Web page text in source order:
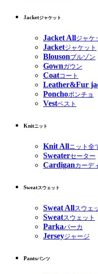
Jacketジャケット
Jacket Allジャケ
Jacketジャケット
Blousonブルゾン
Gownガウン
Coatコート
Leather&Fur
Ponchoポンチョ
Vestベスト
Knitニット
Knit Allニット全
Sweaterセーター
Cardiganカーデ
Sweatスウェット
Sweat Allスウェ
Sweatスウェット
Parkaパーカ
Jerseyジャージ
Pantsパンツ